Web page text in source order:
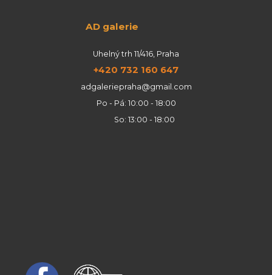
AD galerie
Uhelný trh 11/416, Praha
+420 732 160 647
adgaleriepraha@gmail.com
Po - Pá: 10:00 - 18:00
So: 13:00 - 18:00